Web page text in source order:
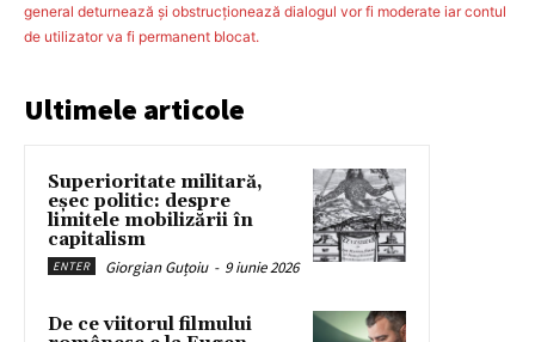
general deturnează şi obstrucţionează dialogul vor fi moderate iar contul
de utilizator va fi permanent blocat.
Ultimele articole
Superioritate militară,
eșec politic: despre
limitele mobilizării în
capitalism
ENTER Giorgian Guțoiu - 9 iunie 2026
De ce viitorul filmului